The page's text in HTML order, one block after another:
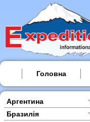
Головна
Аргентина
Бразилія